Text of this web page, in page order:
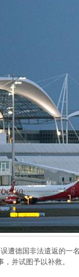
遭德国非法遣返的一
，并试图予以补救。